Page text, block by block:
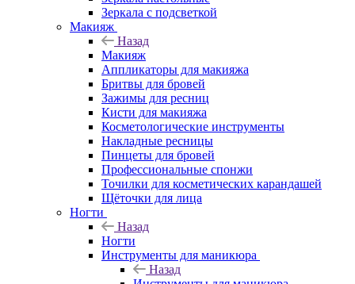
Зеркала с подсветкой
Макияж
Назад
Макияж
Аппликаторы для макияжа
Бритвы для бровей
Зажимы для ресниц
Кисти для макияжа
Косметологические инструменты
Накладные ресницы
Пинцеты для бровей
Профессиональные спонжи
Точилки для косметических карандашей
Щёточки для лица
Ногти
Назад
Ногти
Инструменты для маникюра
Назад